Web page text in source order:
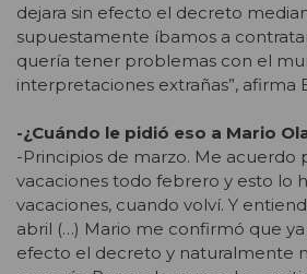
dejara sin efecto el decreto
supuestamente íbamos a
quería tener problemas con el
interpretaciones extrañas”, afirma
-¿Cuándo le pidió eso a Mario
-Principios de marzo. Me acuerdo
vacaciones todo febrero y esto lo
vacaciones, cuando volví. Y
abril (…) Mario me confirmó que
efecto el decreto y naturalmente